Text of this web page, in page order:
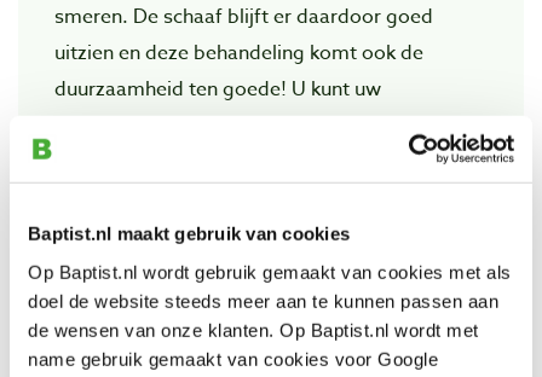
Baptist.nl maakt gebruik van cookies
Op Baptist.nl wordt gebruik gemaakt van cookies met als
doel de website steeds meer aan te kunnen passen aan
de wensen van onze klanten. Op Baptist.nl wordt met
name gebruik gemaakt van cookies voor Google
smeren. De schaaf blijft er daardoor goed
uitzien en deze behandeling komt ook de
duurzaamheid ten goede! U kunt uw
door de zool met schuurpapier (korrel 400 of
resultaat!